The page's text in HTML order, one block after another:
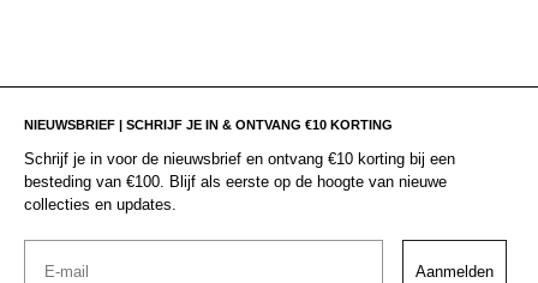
NIEUWSBRIEF | SCHRIJF JE IN & ONTVANG €10 KORTING
Schrijf je in voor de nieuwsbrief en ontvang €10 korting bij een
besteding van €100. Blijf als eerste op de hoogte van nieuwe
collecties en updates.
Email
Aanmelden